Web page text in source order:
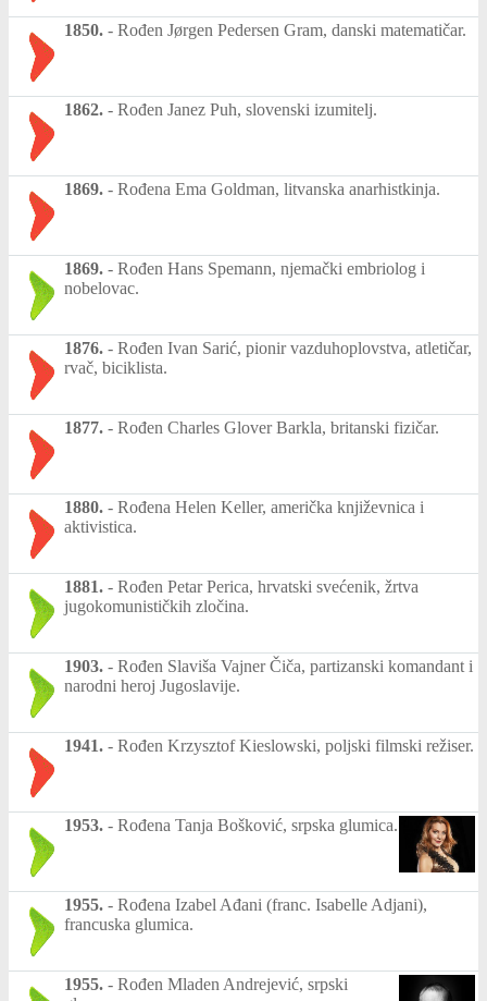
1850. - Rođen Jørgen Pedersen Gram, danski matematičar.
1862. - Rođen Janez Puh, slovenski izumitelj.
1869. - Rođena Ema Goldman, litvanska anarhistkinja.
1869. - Rođen Hans Spemann, njemački embriolog i
nobelovac.
1876. - Rođen Ivan Sarić, pionir vazduhoplovstva, atletičar,
rvač, biciklista.
1877. - Rođen Charles Glover Barkla, britanski fizičar.
1880. - Rođena Helen Keller, američka književnica i
aktivistica.
1881. - Rođen Petar Perica, hrvatski svećenik, žrtva
jugokomunističkih zločina.
1903. - Rođen Slaviša Vajner Čiča, partizanski komandant i
narodni heroj Jugoslavije.
1941. - Rođen Krzysztof Kieslowski, poljski filmski režiser.
1953. - Rođena Tanja Bošković, srpska glumica.
1955. - Rođena Izabel Ađani (franc. Isabelle Adjani),
francuska glumica.
1955. - Rođen Mladen Andrejević, srpski